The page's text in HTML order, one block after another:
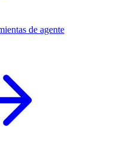
de agente